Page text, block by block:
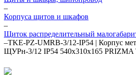
–
Корпуса щитов и шкафов
–
Щиток распределительный
–TKE-PZ-UMRB-3/12-IP54 | Корпус
ЩУРн-3/12 IP54 540х310х165